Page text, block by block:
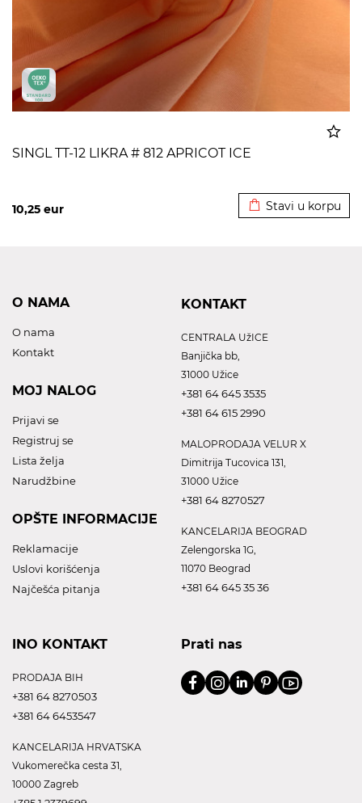
SINGL TT-12 LIKRA # 812 APRICOT ICE
10,25 eur Stavi u korpu
O NAMA
O nama
Kontakt
MOJ NALOG
Prijavi se
Registruj se
Lista želja
Narudžbine
OPŠTE INFORMACIJE
Reklamacije
Uslovi korišćenja
Najčešća pitanja
KONTAKT
CENTRALA UžICE
Banjička bb,
31000 Užice
+381 64 645 3535
+381 64 615 2990
MALOPRODAJA VELUR X
Dimitrija Tucovica 131,
31000 Užice
+381 64 8270527
KANCELARIJA BEOGRAD
Zelengorska 1G,
11070 Beograd
+381 64 645 35 36
INO KONTAKT
PRODAJA BIH
+381 64 8270503
+381 64 6453547
KANCELARIJA HRVATSKA
Vukomerečka cesta 31,
10000 Zagreb
Prati nas